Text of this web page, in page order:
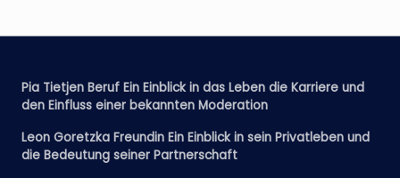
Pia Tietjen Beruf Ein Einblick in das Leben die Karriere und
den Einfluss einer bekannten Moderation
Leon Goretzka Freundin Ein Einblick in sein Privatleben und
die Bedeutung seiner Partnerschaft